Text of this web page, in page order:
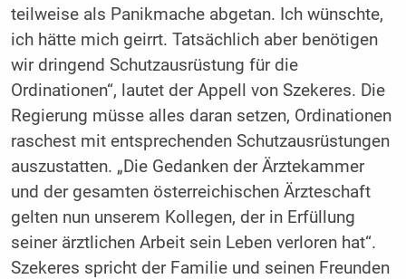
teilweise als Panikmache abgetan. Ich wünschte,
ich hätte mich geirrt. Tatsächlich aber benötigen
wir dringend Schutzausrüstung für die
Ordinationen“, lautet der Appell von Szekeres. Die
Regierung müsse alles daran setzen, Ordinationen
raschest mit entsprechenden Schutzausrüstungen
auszustatten. „Die Gedanken der Ärztekammer
und der gesamten österreichischen Ärzteschaft
gelten nun unserem Kollegen, der in Erfüllung
seiner ärztlichen Arbeit sein Leben verloren hat“.
Szekeres spricht der Familie und seinen Freunden